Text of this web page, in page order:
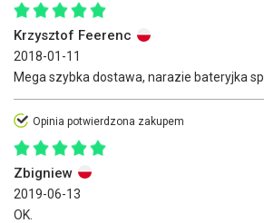
Krzysztof Feerenc
2018-01-11
Mega szybka dostawa, narazie bateryjka
Opinia potwierdzona zakupem
Zbigniew
2019-06-13
OK.